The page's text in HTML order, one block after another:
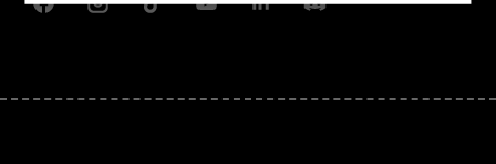
FacebookInstagramTiktokYoutubeLinkedinDiscord